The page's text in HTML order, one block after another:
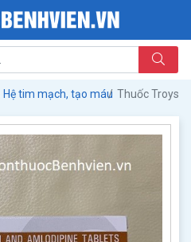
Hệ tim mạch, tạo máu Thuốc